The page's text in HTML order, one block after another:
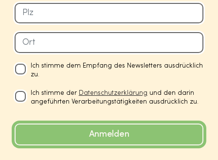
Ich stimme dem Empfang des Newsletters ausdrücklich
zu.
Ich stimme der Datenschutzerklärung und den darin
angeführten Verarbeitungstätigkeiten ausdrücklich zu.
Anmelden